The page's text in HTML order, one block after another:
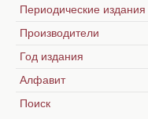
Периодические издания
Производители
Год издания
Алфавит
Поиск